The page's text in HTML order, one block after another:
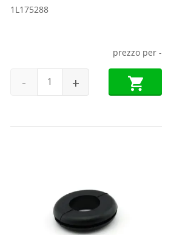
1L175288
prezzo per -
- +